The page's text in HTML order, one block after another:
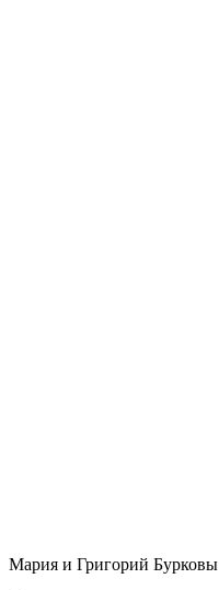
Мария и Григорий Бурковы